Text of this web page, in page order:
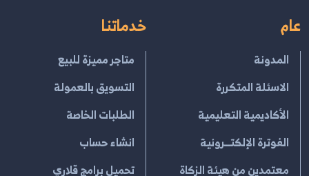
عام
المدونة
الاسئلة المتكررة
الأكاديمية التعليمية
الفوترة الإلكتــرونية
معتمدين من هيئة الزكاة
خدماتنا
متاجر مميزة للبيع
التسويق بالعمولة
الطلبات الخاصة
انشاء حساب
تحميل برامج قلاري